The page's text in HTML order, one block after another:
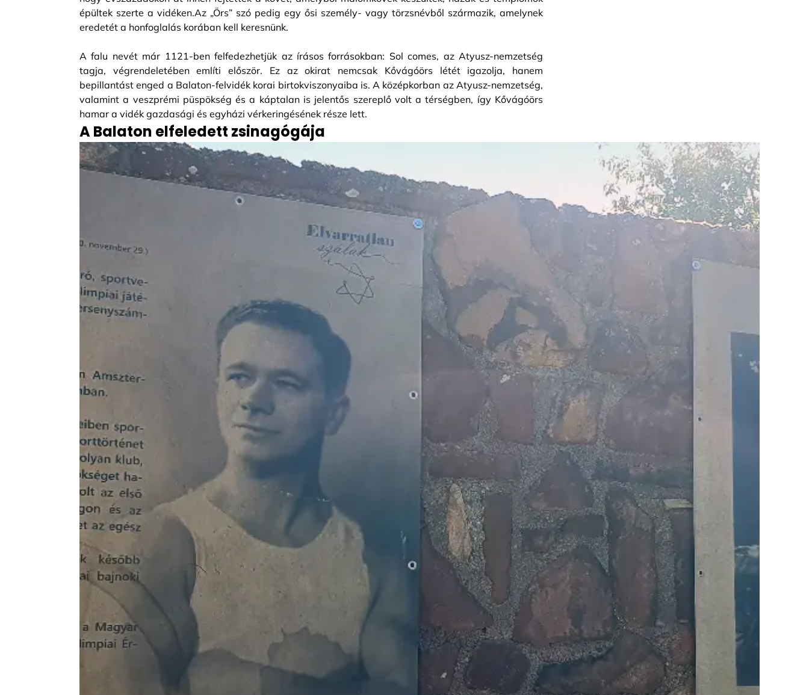
épültek szerte a vidéken.Az „Örs” szó pedig egy ősi személy- vagy törzsnévből származik, amelynek
eredetét a honfoglalás korában kell keresnünk.
A falu nevét már 1121-ben felfedezhetjük az írásos forrásokban: Sol comes, az Atyusz-nemzetség
tagja, végrendeletében említi először. Ez az okirat nemcsak Kővágóörs létét igazolja, hanem
bepillantást enged a Balaton-felvidék korai birtokviszonyaiba is. A középkorban az Atyusz-nemzetség,
valamint a veszprémi püspökség és a káptalan is jelentős szereplő volt a térségben, így Kővágóörs
hamar a vidék gazdasági és egyházi vérkeringésének része lett.
A Balaton elfeledett zsinagógája